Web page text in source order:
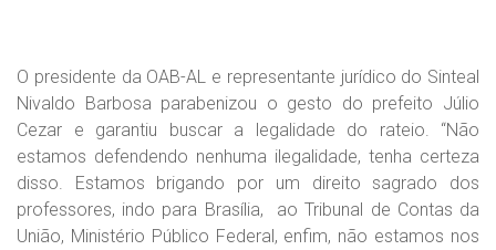
O presidente da OAB-AL e representante jurídico do Sinteal
Nivaldo Barbosa parabenizou o gesto do prefeito Júlio
Cezar e garantiu buscar a legalidade do rateio. “Não
estamos defendendo nenhuma ilegalidade, tenha certeza
disso. Estamos brigando por um direito sagrado dos
professores, indo para Brasília, ao Tribunal de Contas da
União, Ministério Público Federal, enfim, não estamos nos